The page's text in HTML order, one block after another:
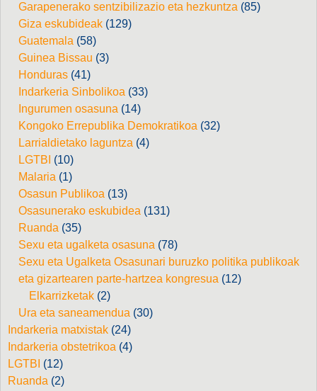
Garapenerako sentzibilizazio eta hezkuntza (85)
Giza eskubideak (129)
Guatemala (58)
Guinea Bissau (3)
Honduras (41)
Indarkeria Sinbolikoa (33)
Ingurumen osasuna (14)
Kongoko Errepublika Demokratikoa (32)
Larrialdietako laguntza (4)
LGTBI (10)
Malaria (1)
Osasun Publikoa (13)
Osasunerako eskubidea (131)
Ruanda (35)
Sexu eta ugalketa osasuna (78)
Sexu eta Ugalketa Osasunari buruzko politika publikoak
eta gizartearen parte-hartzea kongresua (12)
Elkarrizketak (2)
Ura eta saneamendua (30)
Indarkeria matxistak (24)
Indarkeria obstetrikoa (4)
LGTBI (12)
Ruanda (2)